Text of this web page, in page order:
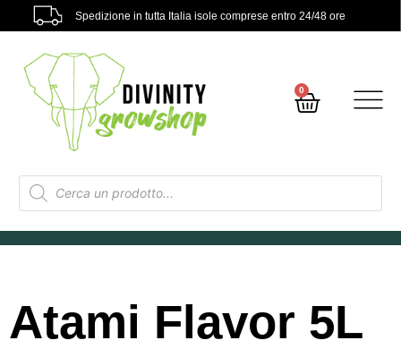
Spedizione in tutta Italia isole comprese entro 24/48 ore
0
Atami Flavor 5L